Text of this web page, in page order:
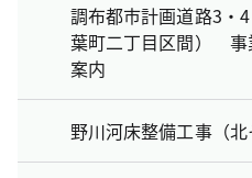
調布都市計画道路3・
葉町二丁目区間） 事
案内
野川河床整備工事（